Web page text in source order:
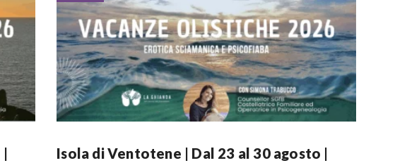
Isola di Ventotene | Dal 23 al 30 agosto |